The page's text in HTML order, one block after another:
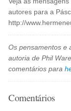
autores para a
http://
Os pensamentos e
autoria de Phil
comentários para
Comentários